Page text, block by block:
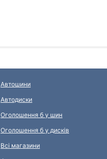
Автошини
Автодиски
Оголошення б у шин
Оголошення б у дисків
Всі магазини